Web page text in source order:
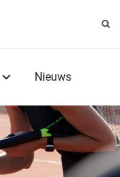
Nieuws